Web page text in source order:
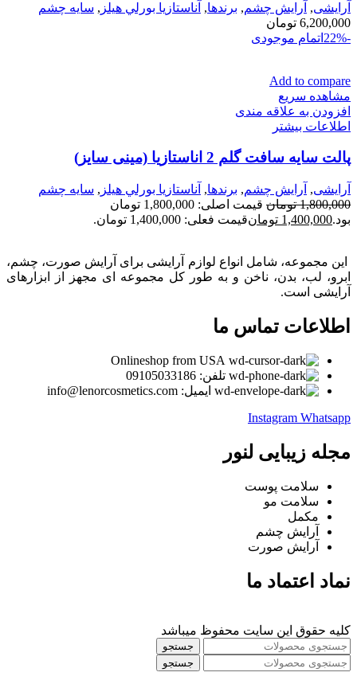
آرایشی, آرايش چشم, برندها, آناستازيا بورلي هيلز , سايه چشم
6,200,000 تومان
-22%
اتمام موجودی
Add to compare
مشاهده سریع
افزودن به علاقه مندی
اطلاعات بیشتر
پالت سایه سافت گلم 2 اناستازيا (مینی سایز)
آرایشی, آرايش چشم, برندها, آناستازيا بورلي هيلز , سايه چشم
1,800,000 تومان
قیمت اصلی: 1,800,000 تومان
بود.1,400,000 تومانقیمت فعلی: 1,400,000 تومان.
این مجموعه، شامل انواع لوازم آرایشی برای آرایش صورت، چشم،
ابرو، لب، بدن، ناخن و به طور کل مجموعه ای مجهز از ابزارهای
آرایشی است.
اطلاعات تماس ما
Onlineshop from USA
تلفن: 09105033186
ایمیل: info@lenorcosmetics.com
Instagram Whatsapp
مجله زیبایی لنور
سلامت پوست
سلامت مو
مکمل
آرایش چشم
آرایش صورت
نماد اعتماد ما
کلیه حقوق این سایت محفوظ میباشد
جستجو
جستجو